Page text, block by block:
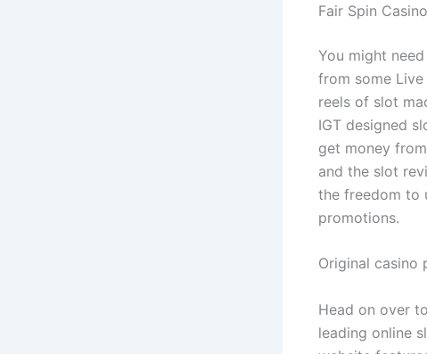
Fair Spin
You might
from some
reels of slot
IGT designed
get money
and the slot
the freedom to
promotions.
Original casino
Head on over
leading online